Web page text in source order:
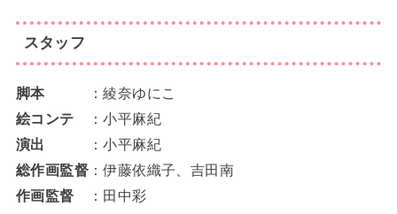
スタッフ
脚本
：綾奈ゆにこ
絵コンテ
：小平麻紀
演出
：小平麻紀
総作画監督：伊藤依織子、吉田南
作画監督
：田中彩